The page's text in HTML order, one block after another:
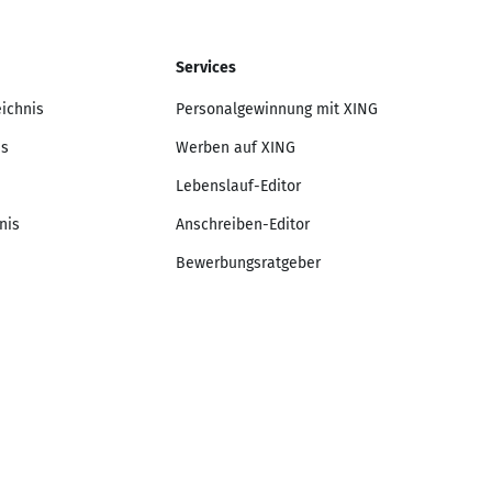
Services
Personalgewinnung mit XING
Werben auf XING
Lebenslauf-Editor
Anschreiben-Editor
Bewerbungsratgeber